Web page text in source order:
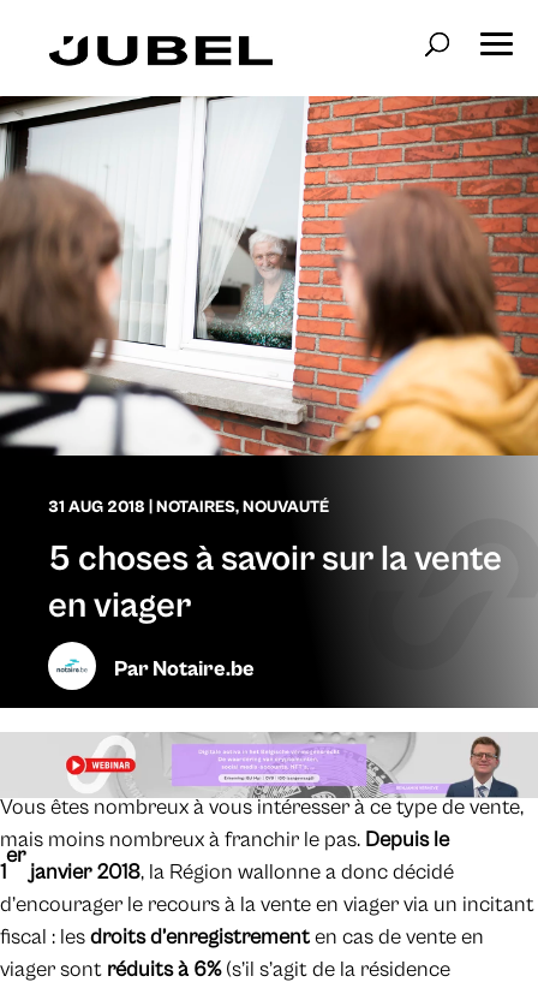
31 AUG 2018 NOTAIRES,NOUVAUTÉ
5 choses à savoir sur la vente
en viager
ParNotaire.be
Vous êtes nombreux à vous intéresser à ce type de vente,
mais moins nombreux à franchir le pas. Depuis le
1
er
janvier 2018, la Région wallonne a donc décidé
d’encourager le recours à la vente en viager via un incitant
fiscal : lesdroits d’enregistrementen cas de vente en
viager sont réduits à 6%(s’il s’agit de la résidence